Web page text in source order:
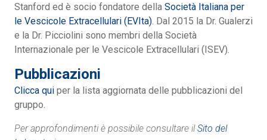
Stanford ed è socio fondatore della Società Italiana per
le Vescicole Extracellulari (EVIta). Dal 2015 la Dr. Gualerzi
e la Dr. Picciolini sono membri della Società
Internazionale per le Vescicole Extracellulari (ISEV).
Pubblicazioni
Clicca qui per la lista aggiornata delle pubblicazioni del
gruppo.
Per approfondimenti è possibile consultare ilSito del